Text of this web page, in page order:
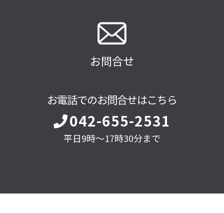
お問合せ
お電話でのお問合せはこちら
042-655-2531
平日9時～17時30分まで